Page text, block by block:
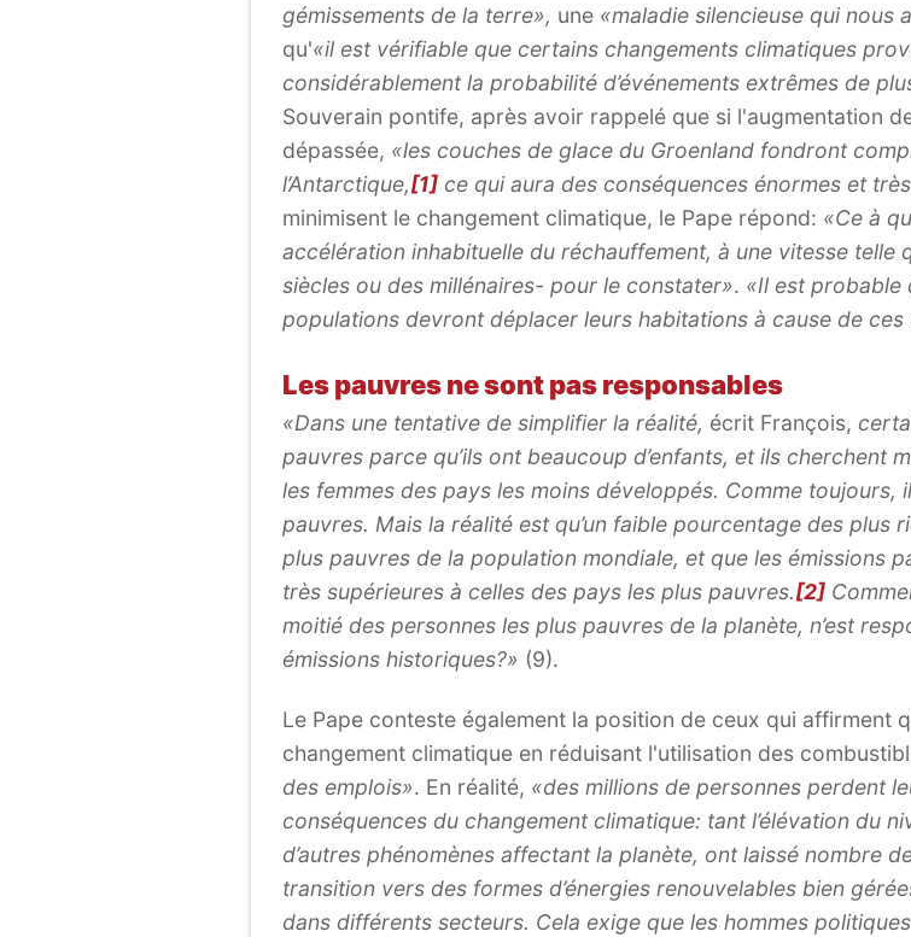
gémissements de la terre», une «maladie silencieuse qui nous
qu'«il est vérifiable que certains changements climatiques
considérablement la probabilité d’événements extrêmes de
Souverain pontife, après avoir rappelé que si l'augmentation
dépassée, «les couches de glace du Groenland fondront
l’Antarctique,[1] ce qui aura des conséquences énormes et
minimisent le changement climatique, le Pape répond: «Ce à
accélération inhabituelle du réchauffement, à une vitesse telle
siècles ou des millénaires- pour le constater». «Il est probable
populations devront déplacer leurs habitations à cause de ces
Les pauvres ne sont pas responsables
«Dans une tentative de simplifier la réalité, écrit François,
pauvres parce qu’ils ont beaucoup d’enfants, et ils cherchent
les femmes des pays les moins développés. Comme toujours,
pauvres. Mais la réalité est qu’un faible pourcentage des plus
plus pauvres de la population mondiale, et que les émissions
très supérieures à celles des pays les plus pauvres.[2]
moitié des personnes les plus pauvres de la planète, n’est
émissions historiques?» (9).
Le Pape conteste également la position de ceux qui affirment
changement climatique en réduisant l'utilisation des
des emplois». En réalité, «des millions de personnes perdent
conséquences du changement climatique: tant l’élévation du
d’autres phénomènes affectant la planète, ont laissé nombre
transition vers des formes d’énergies renouvelables bien
dans différents secteurs. Cela exige que les hommes